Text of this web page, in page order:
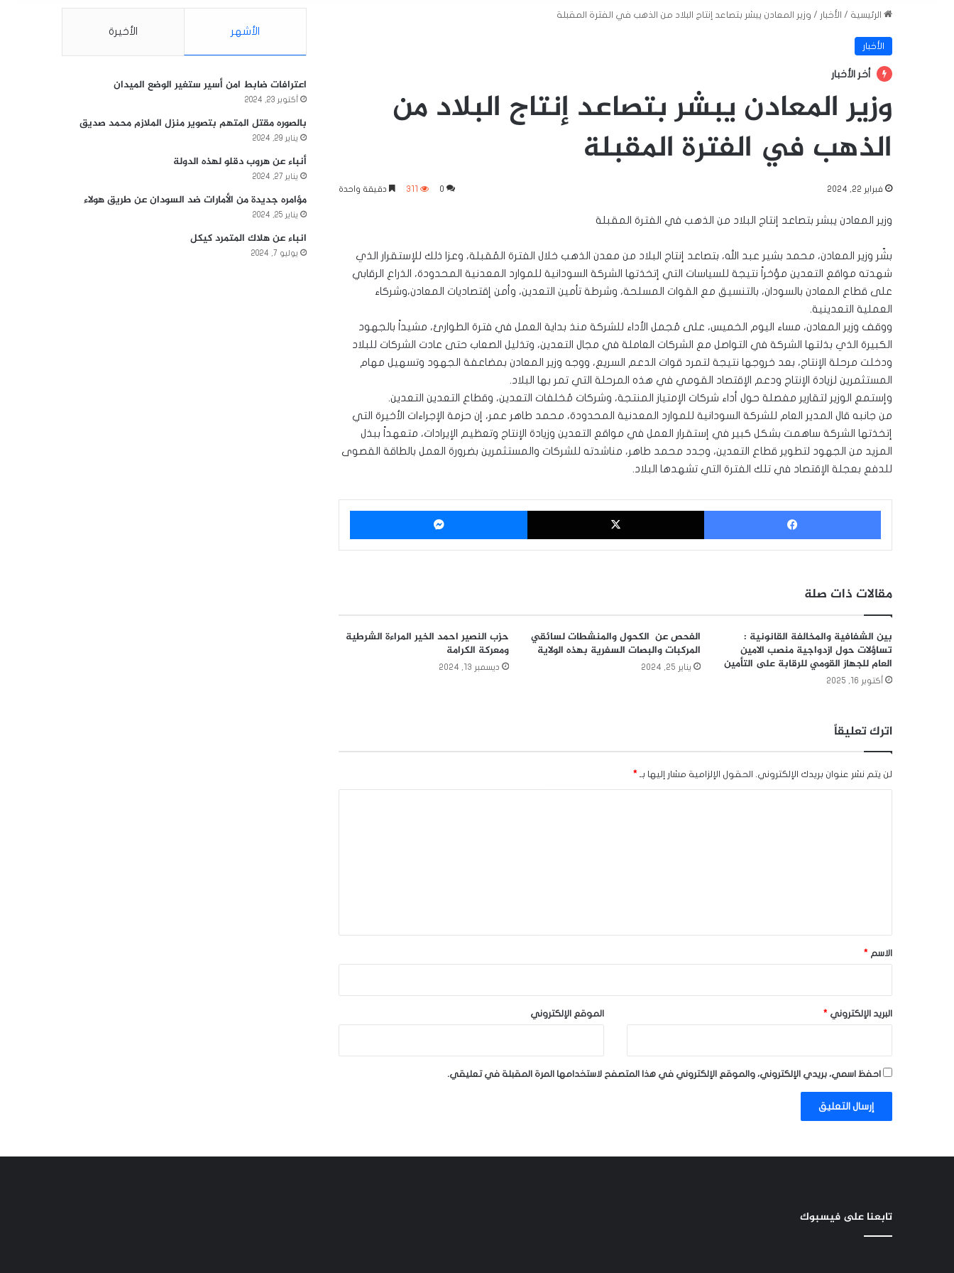
الرئيسية / الأخبار / وزير المعادن يبشر بتصاعد إنتاج البلاد من الذهب في الفترة المقبلة
الأخبار
أخر الأخبار
وزير المعادن يبشر بتصاعد إنتاج البلاد من
الذهب في الفترة المقبلة
فبراير 22, 2024 0
311 دقيقة واحدة
وزير المعادن يبشر بتصاعد إنتاج البلاد من الذهب في الفترة المقبلة
بشّر وزير المعادن، محمد بشير عبد الله، بتصاعد إنتاج البلاد من معدن الذهب خلال الفترة المُقبلة، وعزا ذلك للإستقرار الذي
شهدته مواقع التعدين مؤخراً نتيجة للسياسات التي إتخذتها الشركة السودانية للموارد المعدنية المحدودة، الذراع الرقابي
على قطاع المعادن بالسودان، بالتنسيق مع القوات المسلحة، وشرطة تأمين التعدين، وأمن إقتصاديات المعادن،وشركاء
العملية التعدينية.
ووقف وزير المعادن، مساء اليوم الخميس، على مُجمل الأداء للشركة منذ بداية العمل في فترة الطوارئ، مشيداً بالجهود
الكبيرة الذي بذلتها الشركة في التواصل مع الشركات العاملة في مجال التعدين، وتذليل الصعاب حتى عادت الشركات للبلاد
ودخلت مرحلة الإنتاج، بعد خروجها نتيجة لتمرد قوات الدعم السريع، ووجه وزير المعادن بمضاعفة الجهود وتسهيل مهام
المستثمرين لزيادة الإنتاج ودعم الإقتصاد القومي في هذه المرحلة التي تمر بها البلاد.
وإستمع الوزير لتقارير مفصلة حول أداء شركات الإمتياز المنتجة، وشركات مُخلفات التعدين، وقطاع التعدين التعدين.
من جانبه قال المدير العام للشركة السودانية للموارد المعدنية المحدودة، محمد طاهر عمر، إن حزمة الإجراءات الأخيرة التي
إتخذتها الشركة ساهمت بشكل كبير في إستقرار العمل في مواقع التعدين وزيادة الإنتاج وتعظيم الإيرادات، متعهداً ببذل
المزيد من الجهود لتطوير قطاع التعدين، وجدد محمد طاهر، مناشدته للشركات والمستثمرين بضرورة العمل بالطاقة القصوى
للدفع بعجلة الإقتصاد في تلك الفترة التي تشهدها البلاد.
فيسبوك ‫X
مقالات ذات صلة
بين الشفافية والمخالفة القانونية :
تساؤلات حول ازدواجية منصب الامين
العام للجهاز القومي للرقابة على التأمين
أكتوبر 16, 2025
الفحص عن الكحول والمنشطات لسائقي
المركبات والبصات السفرية بهذه الولاية
يناير 25, 2024
حزب النصير احمد الخير المراءة الشرطية
ومعركة الكرامة
ديسمبر 13, 2024
اترك تعليقاً
لن يتم نشر عنوان بريدك الإلكتروني. الحقول الإلزامية مشار إليها بـ *
*الاسم *
البريد الإلكتروني * الموقع الإلكتروني
احفظ اسمي، بريدي الإلكتروني، والموقع الإلكتروني في هذا المتصفح لاستخدامها المرة المقبلة في تعليقي.
الأشهر الأخيرة
اعترافات ضابط امن أسير ستغير الوضع الميدان
أكتوبر 23, 2024
بالصوره مقتل المتهم بتصوير منزل الملازم محمد صديق
يناير 29, 2024
أنباء عن هروب دقلو لهذه الدولة
يناير 27, 2024
مؤامره جديدة من الأمارات ضد السودان عن طريق هولاء
يناير 25, 2024
انباء عن هلاك المتمرد كيكل
يوليو 7, 2024
تابعنا على فيسبوك